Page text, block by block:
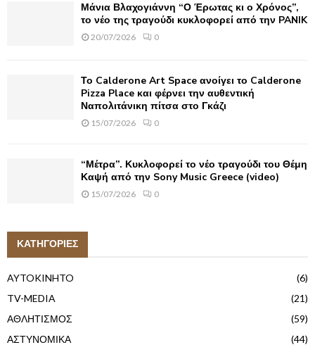
Μάνια Βλαχογιάννη “Ο Έρωτας κι ο Χρόνος”,
το νέο της τραγούδι κυκλοφορεί από την PANIK
20/07/2026 0
Το Calderone Art Space ανοίγει το Calderone
Pizza Place και φέρνει την αυθεντική
Ναπολιτάνικη πίτσα στο Γκάζι
15/07/2026 0
“Μέτρα”. Κυκλοφορεί το νέο τραγούδι του Θέμη
Καψή από την Sony Music Greece (video)
15/07/2026 0
ΚΑΤΗΓΟΡΙΕΣ
AYTOKINHTO
(6)
TV-MEDIA
(21)
ΑΘΛΗΤΙΣΜΟΣ
(59)
ΑΣΤΥΝΟΜΙΚΑ
(44)